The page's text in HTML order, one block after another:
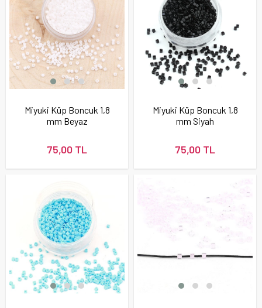
Miyuki Küp Boncuk 1,8
mm Beyaz
75,00 TL
Miyuki Küp Boncuk 1,8
mm Siyah
75,00 TL